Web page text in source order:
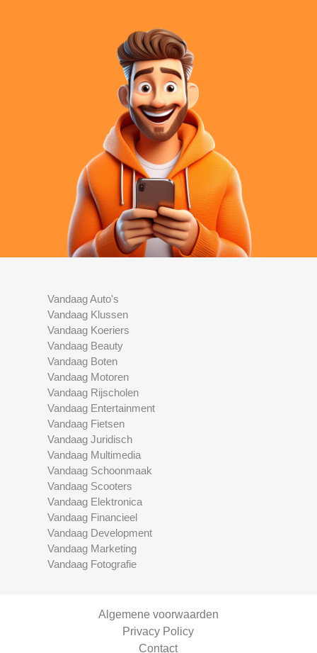
Vandaag Auto's
Vandaag Klussen
Vandaag Koeriers
Vandaag Beauty
Vandaag Boten
Vandaag Motoren
Vandaag Rijscholen
Vandaag Entertainment
Vandaag Fietsen
Vandaag Juridisch
Vandaag Multimedia
Vandaag Schoonmaak
Vandaag Scooters
Vandaag Elektronica
Vandaag Financieel
Vandaag Development
Vandaag Marketing
Vandaag Fotografie
Algemene voorwaarden
Privacy Policy
Contact